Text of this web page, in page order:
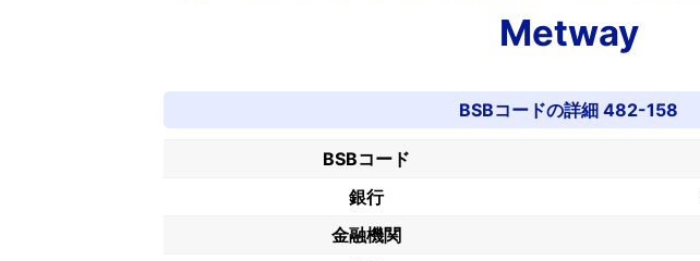
Metway
BSBコードの詳細 482-158
BSBコード
銀行
金融機関